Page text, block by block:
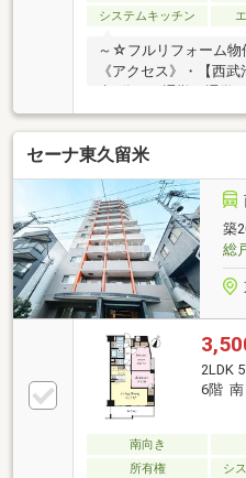
システムキッチン
～☆フルリフォーム物
《アクセス》・【西
歩9分で、通勤・通学
徴》・4階部分南向き
現在室内フルリフォ
《共用部分》・敷地内
やすい平置き駐車場
マルエツ東久留米店
久留米東口店（約610
370ｍ）・落合幼稚園
小学校（約820ｍ）・
ｍ）
セーナ東久留米
築
総
2LDK
6階 南
南向き
所有権
シ